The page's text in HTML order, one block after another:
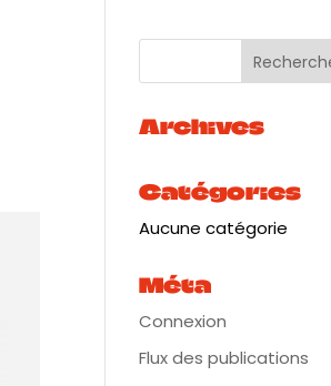
Archives
Catégories
Aucune catégorie
Méta
Connexion
Flux des publications